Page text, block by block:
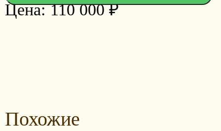
110 000₽
Похожие